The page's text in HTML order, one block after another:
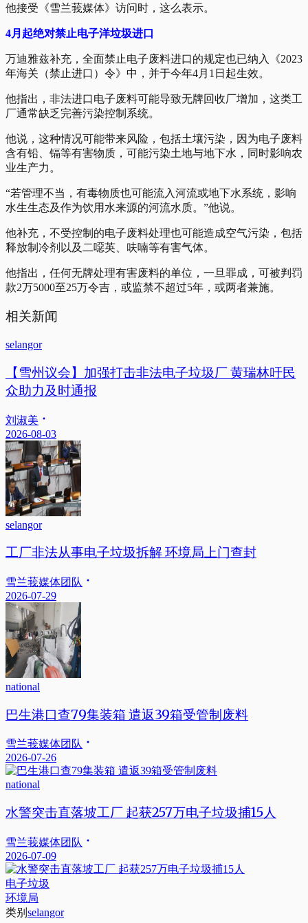
他接受《雪兰莪媒体》访问时，这么表示。
4月起绝对禁止电子洋垃圾进口
万迪雅兹补充，全面禁止电子废料进口的规定也已纳入《2023
年海关（禁止进口）令》中，并于今年4月1日起生效。
他指出，非法进口电子废料可能导致无牌回收厂增加，这类工
厂通常缺乏完善污染控制系统。
他说，这种情况可能带来风险，包括土壤污染，因为电子废料
含有铅、镉等有害物质，可能污染土地与地下水，同时影响农
业生产力。
“若管理不当，有毒物质也可能流入河流或地下水系统，影响
水生生态及作为饮用水来源的河流水质。”他说。
他补充，不受控制的电子废料处理也可能造成空气污染，包括
释放制冷剂以及二噁英、呋喃等有害气体。
他指出，任何无牌处理有害废料的单位，一旦罪成，可被判罚
款2万5000至25万令吉，或监禁不超过5年，或两者兼施。
相关新闻
selangor
【雪州议会】加强打击非法电子垃圾厂 黄瑞林吁民
众助力及时通报
刘淑美
2026-08-03
selangor
工厂非法从事电子垃圾拆解 环境局上门查封
雪兰莪媒体团队
2026-07-29
national
巴生港口查79集装箱 遣返39箱受管制废料
雪兰莪媒体团队
2026-07-26
national
水警突击直落坡工厂 起获257万电子垃圾捕15人
雪兰莪媒体团队
2026-07-09
电子垃圾
环境局
类别 selangor